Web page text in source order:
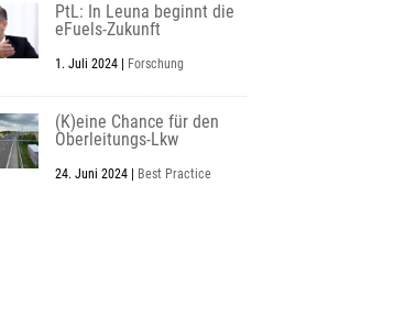
PtL: In Leuna beginnt die
eFuels-Zukunft
1. Juli 2024| Forschung
(K)eine Chance für den
Oberleitungs-Lkw
24. Juni 2024| Best Practice